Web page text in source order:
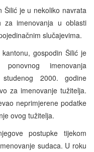
Šilić je u nekoliko navrata
za imenovanja u oblasti
slučajevima.
gospodin Šilić je
imenovanja
2000. godine
za imenovanje tužitelja.
neprimjerene podatke
ovog tužitelja.
postupke tijekom
sudaca. U roku